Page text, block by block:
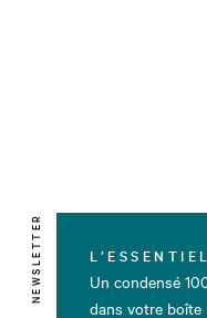
NEWSLETTER
Un condensé
dans votre boîte